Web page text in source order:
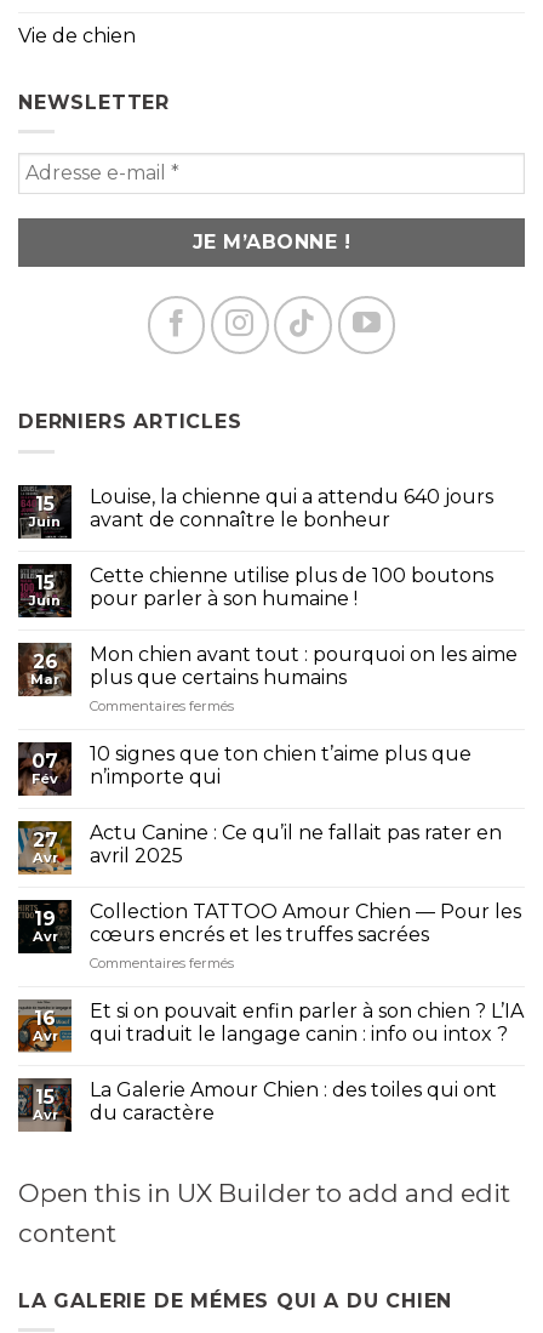
Vie de chien
NEWSLETTER
DERNIERS ARTICLES
15
Juin
Louise, la chienne qui a attendu 640 jours
avant de connaître le bonheur
15
Juin
Cette chienne utilise plus de 100 boutons
pour parler à son humaine !
26
Mar
Mon chien avant tout : pourquoi on les aime
plus que certains humains
Commentaires ferméssur
avant
pourquoi
plus
que
humains
07
Fév
10 signes que ton chien t’aime plus que
n’importe qui
27
Avr
Actu Canine : Ce qu’il ne fallait pas rater en
avril 2025
19
Avr
Collection TATTOO Amour Chien — Pour les
cœurs encrés et les truffes sacrées
Commentaires ferméssur
TATTOO
Amour
Chien
Pour
les
16
Avr
Et si on pouvait enfin parler à son chien ? L’IA
qui traduit le langage canin : info ou intox ?
15
Avr
La Galerie Amour Chien : des toiles qui ont
du caractère
Open this in UX Builder to add and edit
content
LA GALERIE DE MÉMES QUI A DU CHIEN